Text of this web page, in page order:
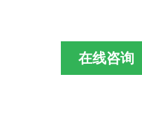
在线咨询